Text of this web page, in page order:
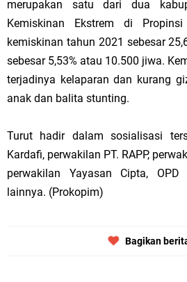
merupakan satu dari dua
Kemiskinan Ekstrem di
kemiskinan tahun 2021 sebesar
sebesar 5,53% atau 10.500 jiwa.
terjadinya kelaparan dan kurang
anak dan balita stunting.
Turut hadir dalam sosialisasi
Kardafi, perwakilan PT. RAPP,
perwakilan Yayasan Cipta,
lainnya. (Prokopim)
Bagikan